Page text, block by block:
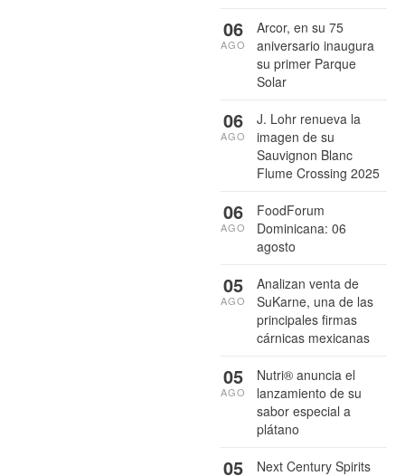
Arcor, en su 75
aniversario inaugura
su primer Parque
Solar
06
AGO
J. Lohr renueva la
imagen de su
Sauvignon Blanc
Flume Crossing 2025
06
AGO
FoodForum
Dominicana: 06
agosto
06
AGO
Analizan venta de
SuKarne, una de las
principales firmas
cárnicas mexicanas
05
AGO
Nutri® anuncia el
lanzamiento de su
sabor especial a
plátano
05
AGO
Next Century Spirits
05